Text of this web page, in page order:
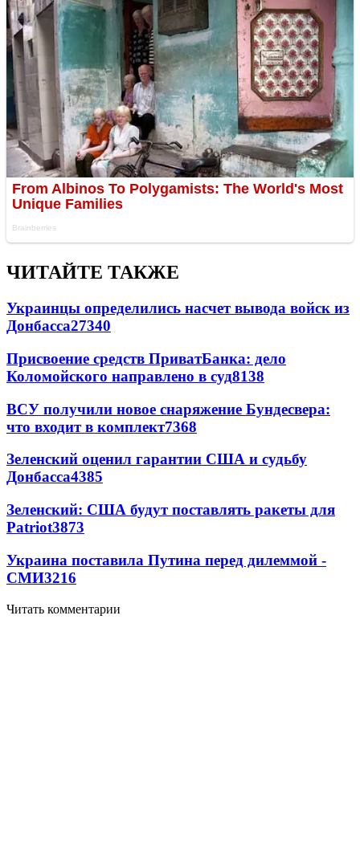
ЧИТАЙТЕ ТАКЖЕ
Украинцы определились насчет вывода войск из
Донбасса27340
Присвоение средств ПриватБанка: дело
Коломойского направлено в суд8138
ВСУ получили новое снаряжение Бундесвера:
что входит в комплект7368
Зеленский оценил гарантии США и судьбу
Донбасса4385
Зеленский: США будут поставлять ракеты для
Patriot3873
Украина поставила Путина перед дилеммой -
СМИ3216
Читать комментарии